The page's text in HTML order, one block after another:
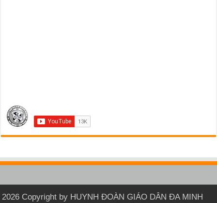
2026 Copyright by HUYNH ĐOÀN GIÁO DÂN ĐA MINH